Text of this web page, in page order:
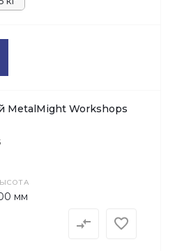
MetalMight Workshops
мм